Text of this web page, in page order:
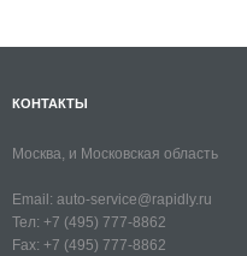
КОНТАКТЫ
Москва, и Московская область
Email: auto-service@rapidly.ru
Тел: +7 (495) 777-8862
Fax: +7 (495) 777-8862